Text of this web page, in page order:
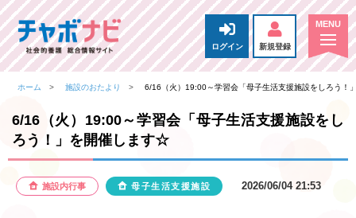
ログイン 新規登録
ホーム 施設のおたより 6/16（火）19:00～学習会「母子生活支援施設をしろう！
6/16（火）19:00～学習会「母子生活支援施設をし
ろう！」を開催します☆
施設内行事 母子生活支援施設 2026/06/04 21:53